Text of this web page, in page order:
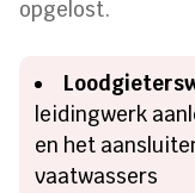
opgelost.
leidingwerk
en het
vaatwassers